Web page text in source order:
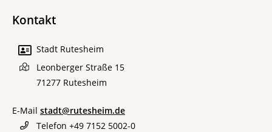
Kontakt
Stadt Rutesheim
Leonberger Straße 15
71277 Rutesheim
E-Mail stadt@rutesheim.de
Telefon +49 7152 5002-0